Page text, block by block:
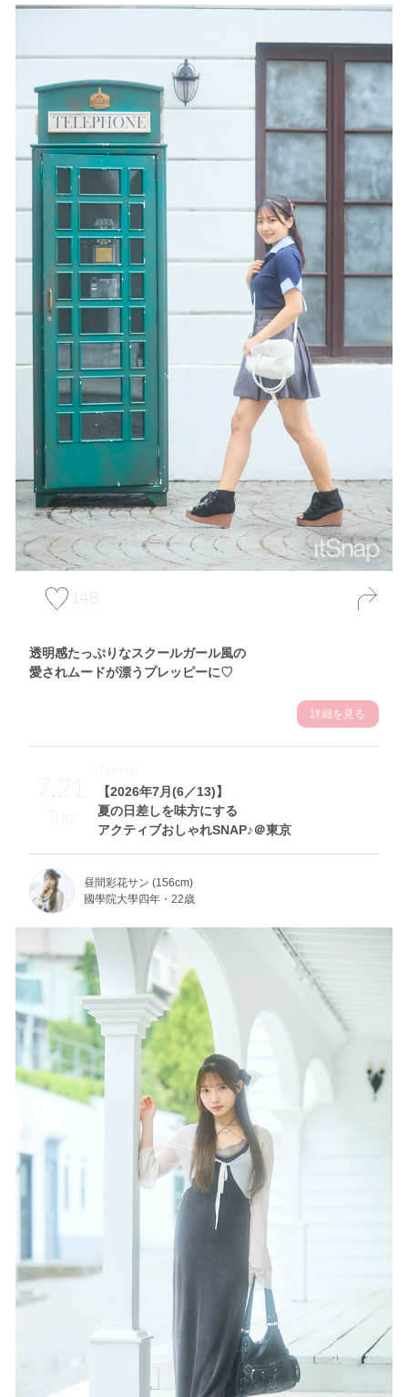
148
透明感たっぷりなスクールガール風の
愛されムードが漂うプレッピーに♡
詳細を見る
7.21
Tue
【2026年7月(6／13)】
夏の日差しを味方にする
アクティブおしゃれSNAP♪＠東京
Theme
昼間彩花サン (156cm)
國學院大學四年・22歳